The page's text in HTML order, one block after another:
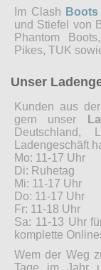
Im Clash
und Stiefel von
Phantom
Pikes, TUK
Unser
Kunden aus
gern unser
Deutschland,
Ladengeschäft
Mo: 11-17 Uhr
Di: Ruhetag
Mi: 11-17 Uhr
Do: 11-17 Uhr
Fr: 11-18 Uhr
Sa: 11-13 Uhr
komplette
Wem der Weg
Tage im Jahr